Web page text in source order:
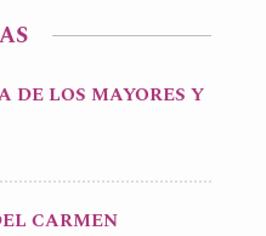
DE LOS MAYORES Y
CARMEN